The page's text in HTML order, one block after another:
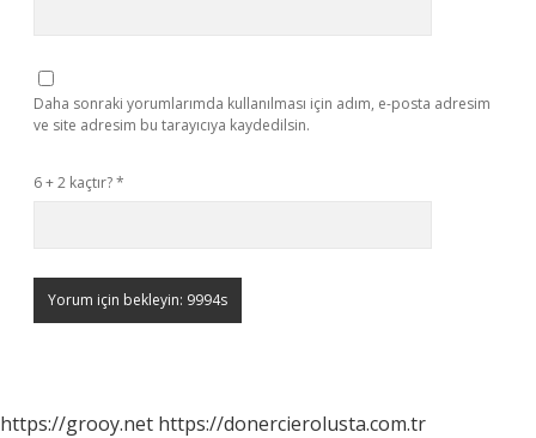
Daha sonraki yorumlarımda kullanılması için adım, e-posta adresim
ve site adresim bu tarayıcıya kaydedilsin.
6 + 2 kaçtır?*
https://grooy.net https://donercierolusta.com.tr